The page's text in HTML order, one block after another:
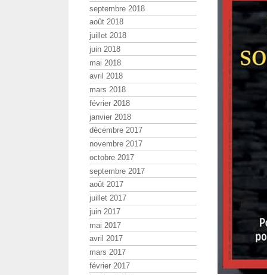
septembre 2018
août 2018
juillet 2018
juin 2018
mai 2018
avril 2018
mars 2018
février 2018
janvier 2018
décembre 2017
novembre 2017
octobre 2017
septembre 2017
août 2017
juillet 2017
juin 2017
mai 2017
avril 2017
mars 2017
février 2017